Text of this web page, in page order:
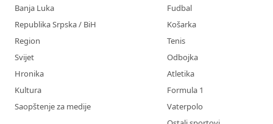
Banja Luka
Republika Srpska / BiH
Region
Svijet
Hronika
Kultura
Saopštenje za medije
Fudbal
Košarka
Tenis
Odbojka
Atletika
Formula 1
Vaterpolo